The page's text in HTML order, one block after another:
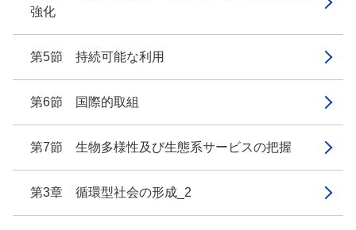
強化
第5節 持続可能な利用
第6節 国際的取組
第7節 生物多様性及び生態系サービスの把握
第3章 循環型社会の形成_2